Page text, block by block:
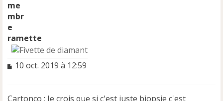
ramette
M
10 oct. 2019 à 12:59
Cartonco : Je crois que si c'est juste biopsie c'est